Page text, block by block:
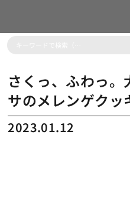
さくっ、ふわっ。
サのメレンゲクッ
2023.01.12